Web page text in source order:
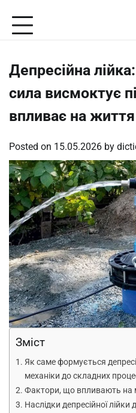
content
Депресійна
сила висмоктує
впливає на життя
Posted on 15.05.2026 by
Зміст
Як саме формується
механіки до складних
Фактори, що впливають на
Наслідки депресійної лійки